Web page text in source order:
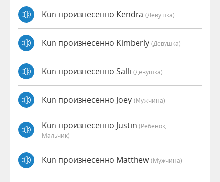
Kun произнесенно Kendra (девушка)
Kun произнесенно Kimberly (девушка)
Kun произнесенно Salli (девушка)
Kun произнесенно Joey (мужчина)
Kun произнесенно Justin (Ребёнок,
Мальчик)
Kun произнесенно Matthew(мужчина)